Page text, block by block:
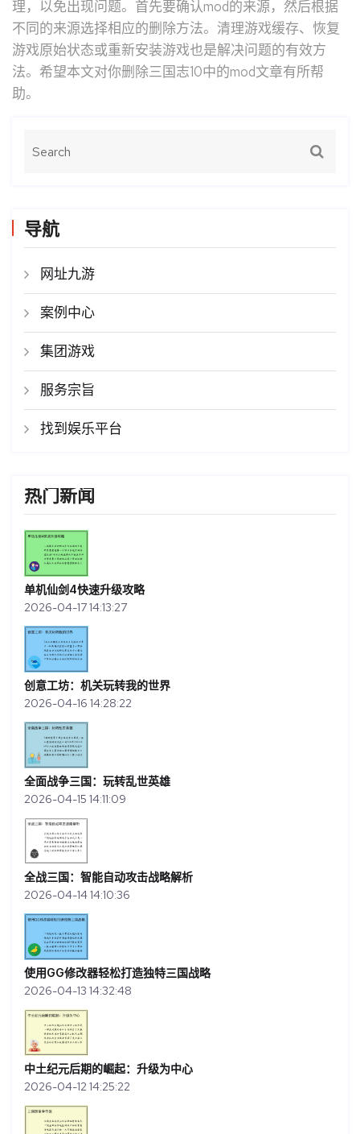
理，以免出现问题。首先要确认mod的来源，然后根据
不同的来源选择相应的删除方法。清理游戏缓存、恢复
游戏原始状态或重新安装游戏也是解决问题的有效方
法。希望本文对你删除三国志10中的mod文章有所帮
助。
导航
网址九游
案例中心
集团游戏
服务宗旨
找到娱乐平台
热门新闻
单机仙剑4快速升级攻略
2026-04-17 14:13:27
创意工坊：机关玩转我的世界
2026-04-16 14:28:22
全面战争三国：玩转乱世英雄
2026-04-15 14:11:09
全战三国：智能自动攻击战略解析
2026-04-14 14:10:36
使用GG修改器轻松打造独特三国战略
2026-04-13 14:32:48
中土纪元后期的崛起：升级为中心
2026-04-12 14:25:22